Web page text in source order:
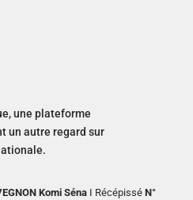
une plateforme
un autre regard sur
Komi SénaI RécépisséN°